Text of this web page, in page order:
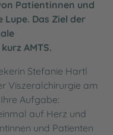
Patientinnen und
Das Ziel der
AMTS.
Stefanie Hartl
Viszeralchirurgie am
Aufgabe:
auf Herz und
und Patienten